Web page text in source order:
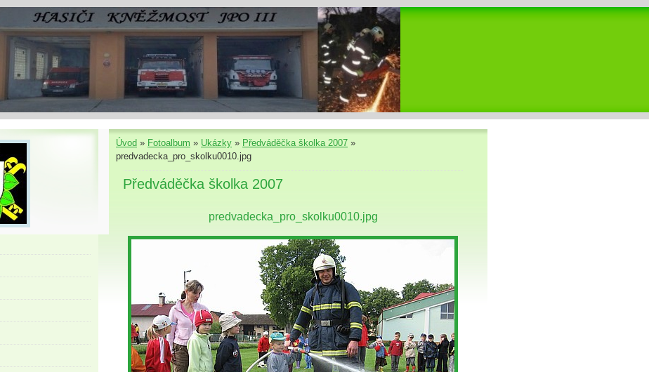
Úvod » Fotoalbum » Ukázky » Předváděčka školka 2007 »
predvadecka_pro_skolku0010.jpg
Předváděčka školka 2007
predvadecka_pro_skolku0010.jpg